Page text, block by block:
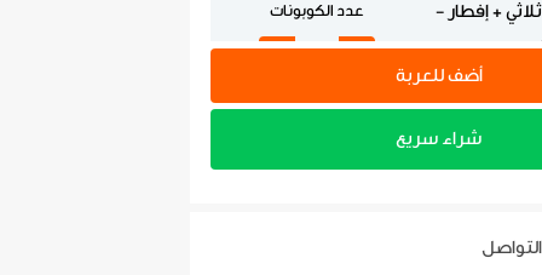
+ إفطار -
عدد الكوبونات
+
-
غرفتين + إفطار -
أضف للعربة
شراء سريع